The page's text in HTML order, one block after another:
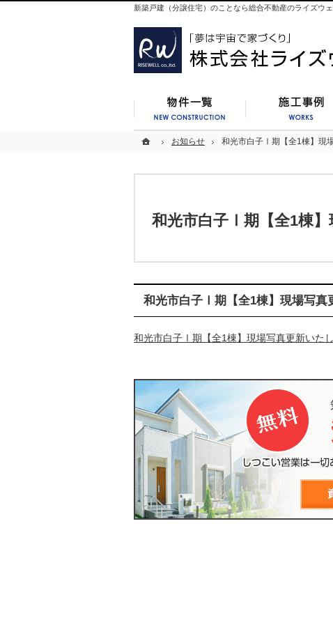
ホームお知らせ 和光市白子Ⅰ期【全1棟】現
和光市白子Ⅰ期【全1棟】
新築戸建（分譲住宅）のことなら総合不動産のライズウ
和光市白子Ⅰ期【全1棟】現場写真
和光市白子Ⅰ期【全1棟】現場写真更新いたし
ホームお知らせ 和光市白子Ⅰ期【全1棟】現